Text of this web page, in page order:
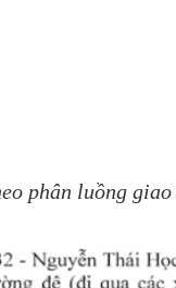
phân luồng